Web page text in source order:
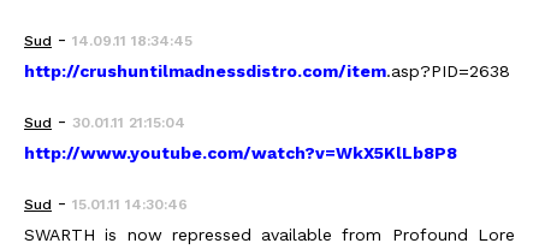
Sud - 14.09.11 18:34:45
http://crushuntilmadnessdistro.com/item.asp?PID=2638
Sud - 30.01.11 21:15:04
http://www.youtube.com/watch?v=WkX5KlLb8P8
Sud - 15.01.11 14:30:46
SWARTH is now repressed available from Profound Lore